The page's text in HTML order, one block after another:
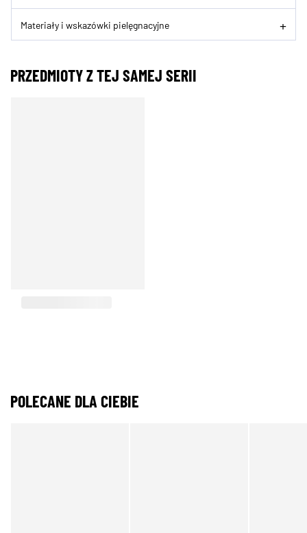
Materiały i wskazówki pielęgnacyjne
PRZEDMIOTY Z TEJ SAMEJ SERII
POLECANE DLA CIEBIE